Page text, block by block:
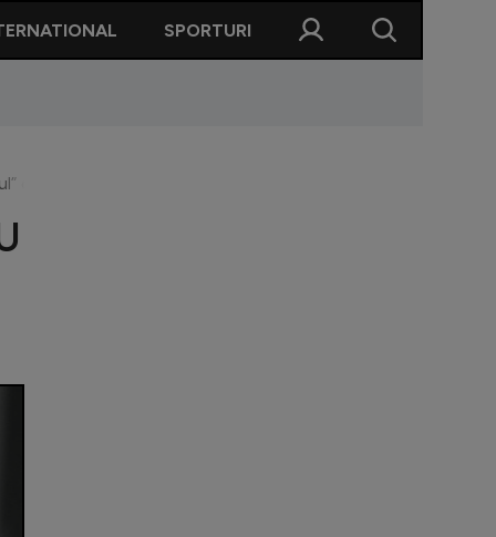
SPORTURI
cu U Cluj: ”O să mai facem transferuri”. Anunț despre